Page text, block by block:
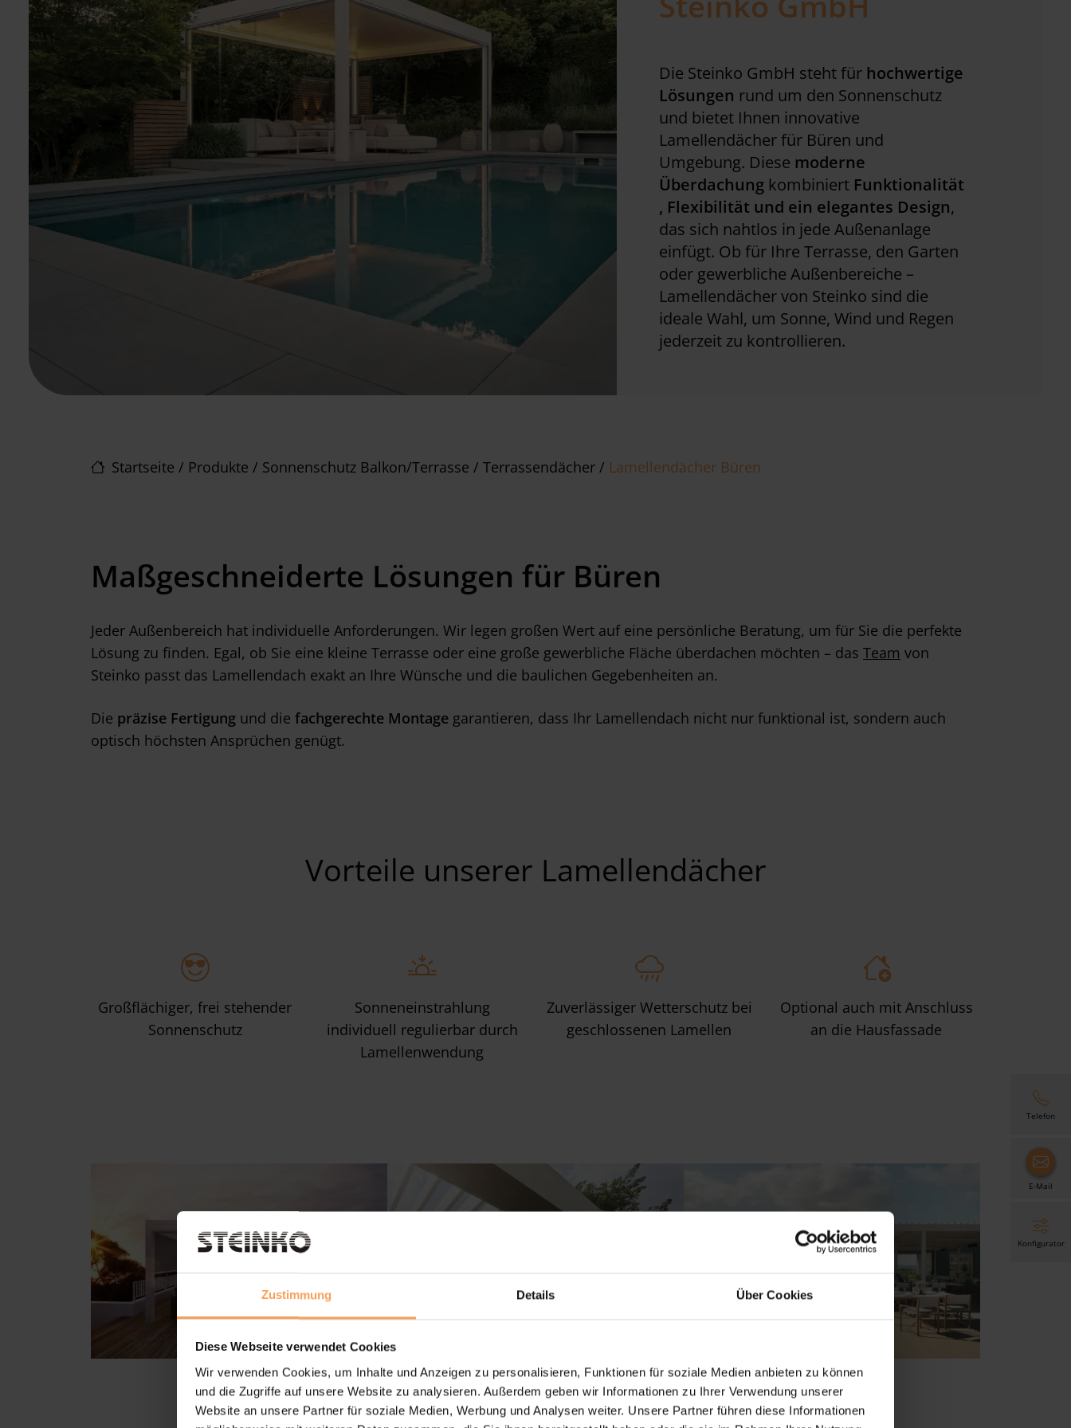
Zustimmung Details Über Cookies
Diese Webseite verwendet Cookies
Wir verwenden Cookies, um Inhalte und Anzeigen zu personalisieren, Funktionen für soziale Medien anbieten zu können
und die Zugriffe auf unsere Website zu analysieren. Außerdem geben wir Informationen zu Ihrer Verwendung unserer
Website an unsere Partner für soziale Medien, Werbung und Analysen weiter. Unsere Partner führen diese Informationen
Startseite / Produkte / Sonnenschutz Balkon/Terrasse / Terrassendächer / Lamellendächer Büren
Die Steinko GmbH steht für hochwertige
Lösungen rund um den Sonnenschutz
und bietet Ihnen innovative
Lamellendächer für Büren und
Umgebung. Diese moderne
Überdachung kombiniert Funktionalität
, Flexibilität und ein elegantes Design,
das sich nahtlos in jede Außenanlage
einfügt. Ob für Ihre Terrasse, den Garten
oder gewerbliche Außenbereiche –
Lamellendächer von Steinko sind die
ideale Wahl, um Sonne, Wind und Regen
jederzeit zu kontrollieren.
Maßgeschneiderte Lösungen für Büren
Jeder Außenbereich hat individuelle Anforderungen. Wir legen großen Wert auf eine persönliche Beratung, um für Sie die perfekte
Lösung zu finden. Egal, ob Sie eine kleine Terrasse oder eine große gewerbliche Fläche überdachen möchten – das Team von
Steinko passt das Lamellendach exakt an Ihre Wünsche und die baulichen Gegebenheiten an.
Die präzise Fertigung und die fachgerechte Montage garantieren, dass Ihr Lamellendach nicht nur funktional ist, sondern auch
optisch höchsten Ansprüchen genügt.
Vorteile unserer Lamellendächer
Großflächiger, frei stehender
Sonnenschutz
Sonneneinstrahlung
individuell regulierbar durch
Lamellenwendung
Zuverlässiger Wetterschutz bei
geschlossenen Lamellen
Optional auch mit Anschluss
an die Hausfassade
Telefon
E-Mail
Konfigurator